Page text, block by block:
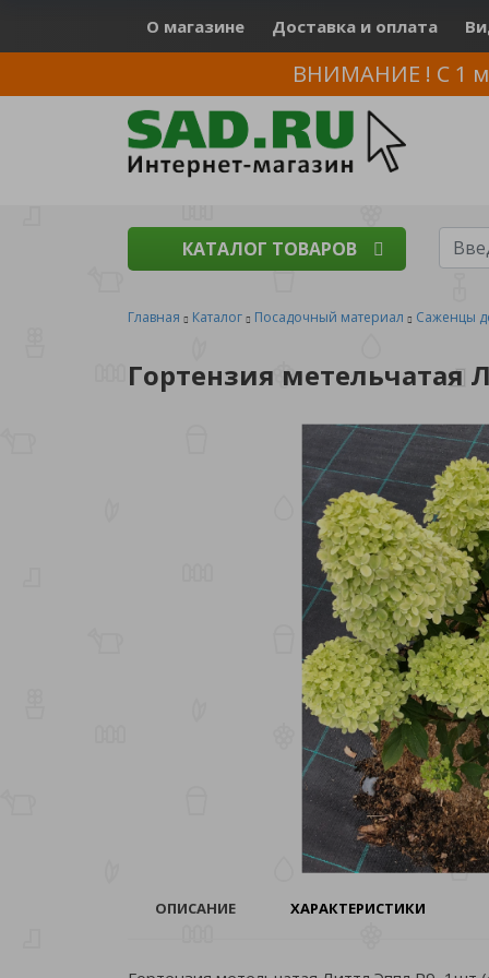
О магазине Доставка и оплата
ВНИМАНИЕ ! С 1
КАТАЛОГ ТОВАРОВ
Главная Каталог Посадочный материал Саженцы
Гортензия метельчатая
ОПИСАНИЕ ХАРАКТЕРИСТИКИ